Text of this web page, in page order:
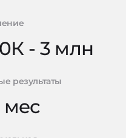
- 3 млн
результаты
мес